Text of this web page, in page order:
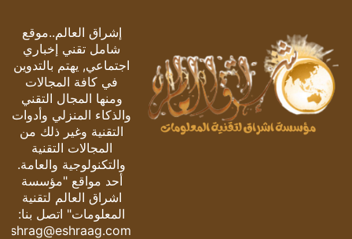
إشراق العالم..موقع
شامل تقني إخباري
اجتماعي, يهتم بالتدوين
في كافة المجالات
ومنها المجال التقني
والذكاء المنزلي وأدوات
التقنية وغير ذلك من
المجالات التقنية
والتكنولوجية والعامة.
أحد مواقع "مؤسسة
اشراق العالم لتقنية
المعلومات" اتصل بنا:
eshrag@eshraag.com